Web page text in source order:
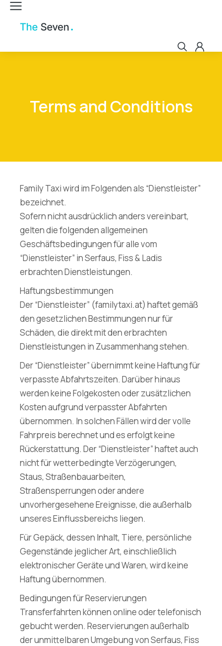
Terms and Conditions
Family Taxi wird im Folgenden als “Dienstleister”
bezeichnet.
Sofern nicht ausdrücklich anders vereinbart,
gelten die folgenden allgemeinen
Geschäftsbedingungen für alle vom
“Dienstleister” in Serfaus, Fiss & Ladis
erbrachten Dienstleistungen.
Haftungsbestimmungen
Der “Dienstleister” (familytaxi.at) haftet gemäß
den gesetzlichen Bestimmungen nur für
Schäden, die direkt mit den erbrachten
Dienstleistungen in Zusammenhang stehen.
Der “Dienstleister” übernimmt keine Haftung für
verpasste Abfahrtszeiten. Darüber hinaus
werden keine Folgekosten oder zusätzlichen
Kosten aufgrund verpasster Abfahrten
übernommen. In solchen Fällen wird der volle
Fahrpreis berechnet und es erfolgt keine
Rückerstattung. Der “Dienstleister” haftet auch
nicht für wetterbedingte Verzögerungen,
Staus, Straßenbauarbeiten,
Straßensperrungen oder andere
unvorhergesehene Ereignisse, die außerhalb
unseres Einflussbereichs liegen.
Für Gepäck, dessen Inhalt, Tiere, persönliche
Gegenstände jeglicher Art, einschließlich
elektronischer Geräte und Waren, wird keine
Haftung übernommen.
Bedingungen für Reservierungen
Transferfahrten können online oder telefonisch
gebucht werden. Reservierungen außerhalb
der unmittelbaren Umgebung von Serfaus, Fiss